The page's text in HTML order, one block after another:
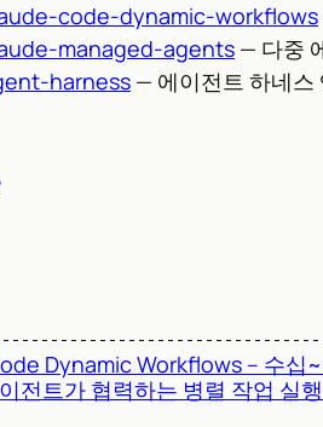
code-dynamic-workflows
managed-agents — 다중
harness — 에이전트 하네스
Dynamic Workflows – 수십
전트가 협력하는 병렬 작업 실